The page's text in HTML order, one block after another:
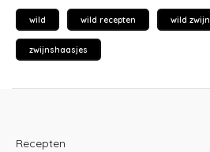
wild wild recepten wild zwijn
zwijnshaasjes
Recepten